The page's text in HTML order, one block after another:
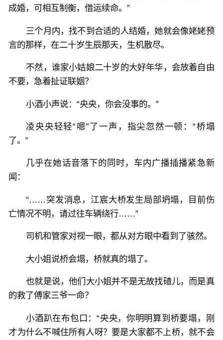
成婚，可相互制衡，借运续命。”
三个月内，找不到合适的人结婚，她就会像姥姥预
言的那样，在二十岁生辰那天，生机散尽。
不然，谁家小姑娘二十岁的大好年华，会放着自由
不要，急着扯证联姻？
小酒小声说：“央央，你会没事的。”
凌央央轻轻“嗯”了一声，指尖忽然一顿：“桥塌
了。”
几乎在她话音落下的同时，车内广播插播紧急新
闻：
“……突发消息，江宸大桥发生局部坍塌，目前伤
亡情况不明，请过往车辆绕行……”
司机和管家对视一眼，都从对方眼中看到了骇然。
大小姐说桥会塌，桥就真的塌了。
也就是说，他们大小姐并不是无故找碴儿，而是真
的救了傅家三爷一命？
小酒趴在布包口：“央央，你明明算到桥要塌，刚
才为什么不喊住所有人呀？要是大家都不上桥，就不会